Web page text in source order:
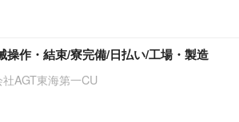
操作・結束/寮完備/日払い/工場・製造
AGT東海第一CU